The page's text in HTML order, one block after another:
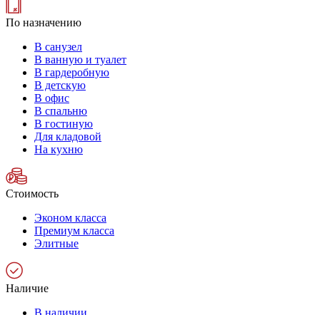
По назначению
В санузел
В ванную и туалет
В гардеробную
В детскую
В офис
В спальню
В гостиную
Для кладовой
На кухню
Стоимость
Эконом класса
Премиум класса
Элитные
Наличие
В наличии